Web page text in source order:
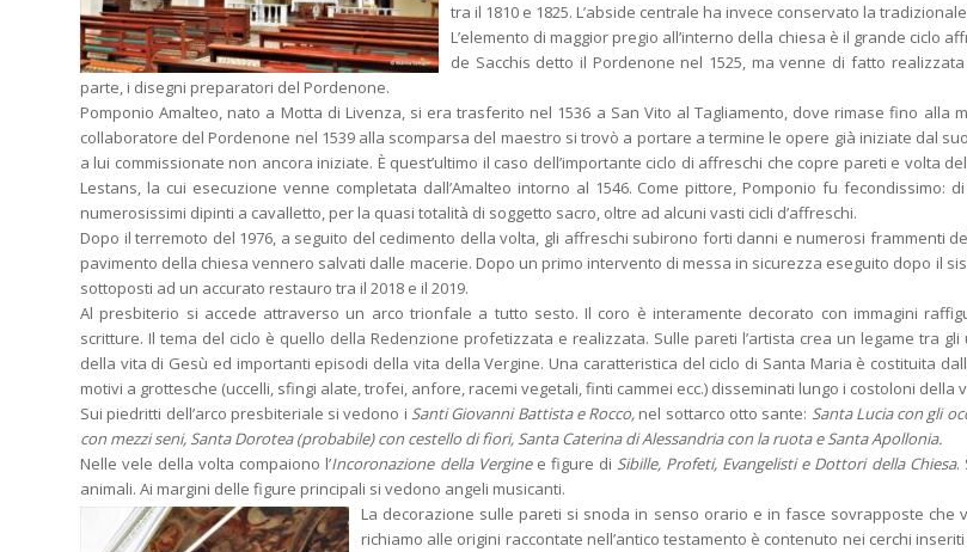
tra il 1810 e 1825. L’abside centrale ha invece conservato la
L’elemento di maggior pregio all’interno della chiesa è il grande ciclo
de Sacchis detto il Pordenone nel 1525, ma venne di fatto
parte, i disegni preparatori del Pordenone.
Pomponio Amalteo, nato a Motta di Livenza, si era trasferito nel 1536 a San Vito al Tagliamento, dove rimase fino alla
collaboratore del Pordenone nel 1539 alla scomparsa del maestro si trovò a portare a termine le opere già iniziate dal
a lui commissionate non ancora iniziate. È quest’ultimo il caso dell’importante ciclo di affreschi che copre pareti e volta
Lestans, la cui esecuzione venne completata dall’Amalteo intorno al 1546. Come pittore, Pomponio fu fecondissimo:
numerosissimi dipinti a cavalletto, per la quasi totalità di soggetto sacro, oltre ad alcuni vasti cicli d’affreschi.
Dopo il terremoto del 1976, a seguito del cedimento della volta, gli affreschi subirono forti danni e numerosi frammenti
pavimento della chiesa vennero salvati dalle macerie. Dopo un primo intervento di messa in sicurezza eseguito dopo il
sottoposti ad un accurato restauro tra il 2018 e il 2019.
Al presbiterio si accede attraverso un arco trionfale a tutto sesto. Il coro è interamente decorato con immagini
scritture. Il tema del ciclo è quello della Redenzione profetizzata e realizzata. Sulle pareti l’artista crea un legame tra gli
della vita di Gesù ed importanti episodi della vita della Vergine. Una caratteristica del ciclo di Santa Maria è costituita
motivi a grottesche (uccelli, sfingi alate, trofei, anfore, racemi vegetali, finti cammei ecc.) disseminati lungo i costoloni
Sui piedritti dell’arco presbiteriale si vedono i Santi Giovanni Battista e Rocco, nel sottarco otto sante: Santa Lucia con gli
con mezzi seni, Santa Dorotea (probabile) con cestello di fiori, Santa Caterina di Alessandria con la ruota e Santa Apollonia.
Nelle vele della volta compaiono l’Incoronazione della Verginee figure di Sibille, Profeti, Evangelisti e Dottori della Chiesa.
animali. Ai margini delle figure principali si vedono angeli musicanti.
La decorazione sulle pareti si snoda in senso orario e in fasce sovrapposte
richiamo alle origini raccontate nell’antico testamento è contenuto nei cerchi